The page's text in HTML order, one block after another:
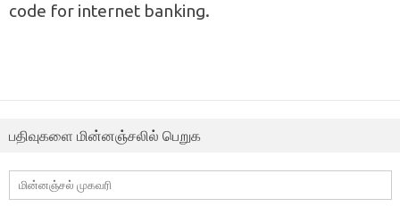
code for internet banking.
பதிவுகளை மின்னஞ்சலில் பெறுக
மின்னஞ்சல்
முகவரி